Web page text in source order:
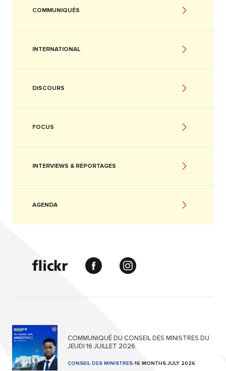
COMMUNIQUÉS
INTERNATIONAL
DISCOURS
FOCUS
INTERVIEWS & REPORTAGES
AGENDA
COMMUNIQUÉ DU CONSEIL DES MINISTRES DU
JEUDI 16 JUILLET 2026.
CONSEIL DES MINISTRES-16 MONTHS.JULY 2026